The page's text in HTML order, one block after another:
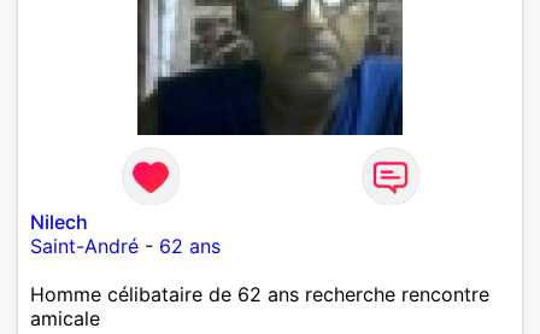
Nilech
Saint-André - 62 ans
Homme célibataire de 62 ans recherche rencontre
amicale